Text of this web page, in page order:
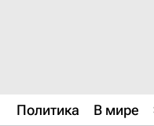
Политика В мире